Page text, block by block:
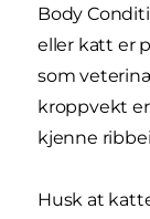
Body
eller katt er
som
kroppvekt
kjenne
Husk at